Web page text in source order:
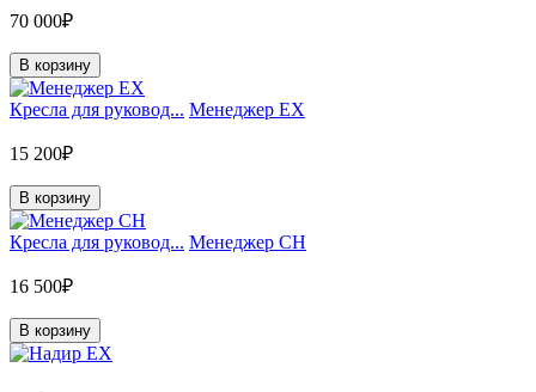
70 000₽
В корзину
Кресла для руковод... Менеджер EX
15 200₽
В корзину
Кресла для руковод... Менеджер CH
16 500₽
В корзину